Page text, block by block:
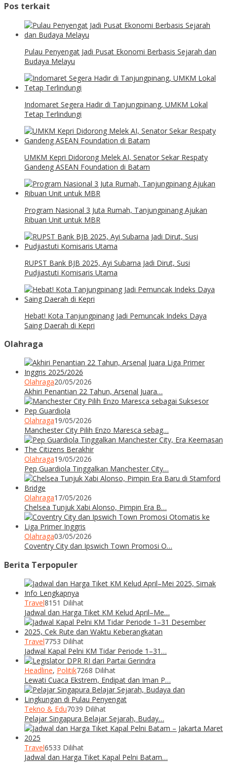
Pos terkait
Pulau Penyengat Jadi Pusat Ekonomi Berbasis Sejarah dan
Budaya Melayu
Indomaret Segera Hadir di Tanjungpinang, UMKM Lokal
Tetap Terlindungi
UMKM Kepri Didorong Melek AI, Senator Sekar Respaty
Gandeng ASEAN Foundation di Batam
Program Nasional 3 Juta Rumah, Tanjungpinang Ajukan
Ribuan Unit untuk MBR
RUPST Bank BJB 2025, Ayi Subarna Jadi Dirut, Susi
Pudjiastuti Komisaris Utama
Hebat! Kota Tanjungpinang Jadi Pemuncak Indeks Daya
Saing Daerah di Kepri
Olahraga
Olahraga20/05/2026
Akhiri Penantian 22 Tahun, Arsenal Juara…
Olahraga19/05/2026
Manchester City Pilih Enzo Maresca sebag…
Olahraga19/05/2026
Pep Guardiola Tinggalkan Manchester City…
Olahraga17/05/2026
Chelsea Tunjuk Xabi Alonso, Pimpin Era B…
Olahraga03/05/2026
Coventry City dan Ipswich Town Promosi O…
Berita Terpopuler
Travel8151 Dilihat
Jadwal dan Harga Tiket KM Kelud April–Me…
Travel7753 Dilihat
Jadwal Kapal Pelni KM Tidar Periode 1–31…
Headline, Politik7268 Dilihat
Lewati Cuaca Ekstrem, Endipat dan Iman P…
Tekno & Edu7039 Dilihat
Pelajar Singapura Belajar Sejarah, Buday…
Travel6533 Dilihat
Jadwal dan Harga Tiket Kapal Pelni Batam…